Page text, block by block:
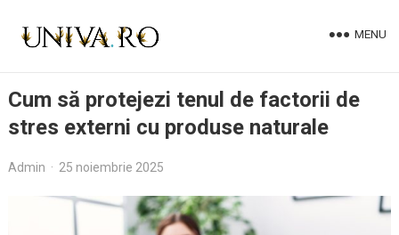
MENU
Cum să protejezi tenul de factorii de
stres externi cu produse naturale
Admin · 25 noiembrie 2025